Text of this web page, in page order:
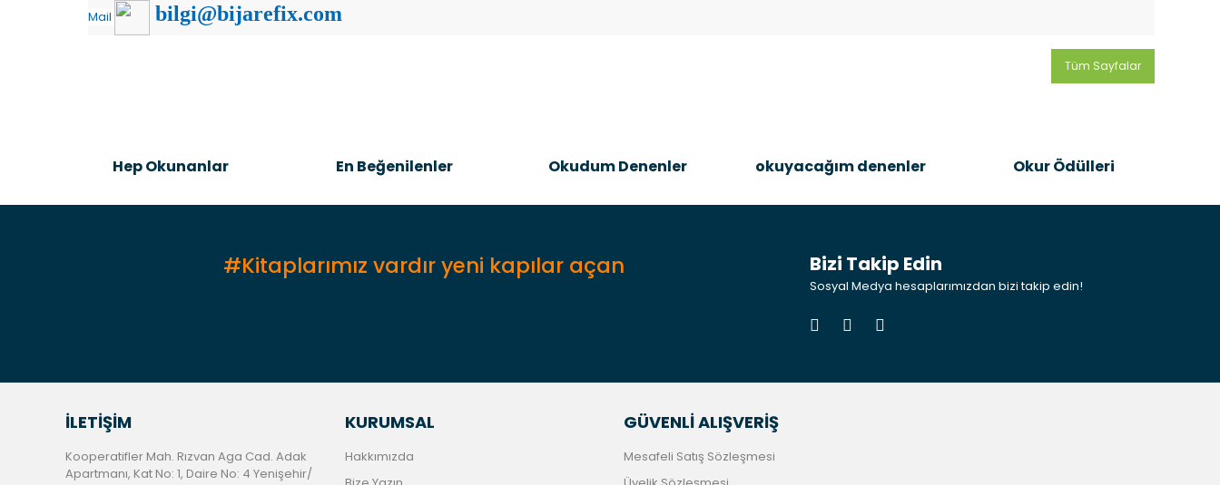
Mail bilgi@bijarefix.com
Tüm Sayfalar
Hep Okunanlar En Beğenilenler Okudum Denenler okuyacağım denenler Okur Ödülleri
#Kitaplarımız vardır yeni kapılar açan Bizi Takip Edin
Sosyal Medya hesaplarımızdan bizi takip edin!
İLETİŞİM
Kooperatifler Mah. Rızvan Aga Cad. Adak
Apartmanı, Kat No: 1, Daire No: 4 Yenişehir/
KURUMSAL
Hakkımızda
GÜVENLİ ALIŞVERİŞ
Mesafeli Satış Sözleşmesi